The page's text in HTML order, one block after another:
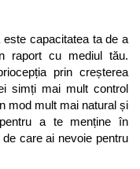
este capacitatea ta de a
raport cu mediul tău.
prin creșterea
simți mai mult control
mod mult mai natural și
a te menține în
care ai nevoie pentru